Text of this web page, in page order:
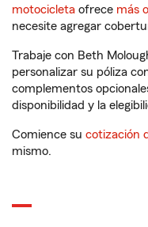
motocicleta ofrece más
necesite agregar
Trabaje con Beth
personalizar su póliza
complementos
disponibilidad y la
Comience su cotización
mismo.